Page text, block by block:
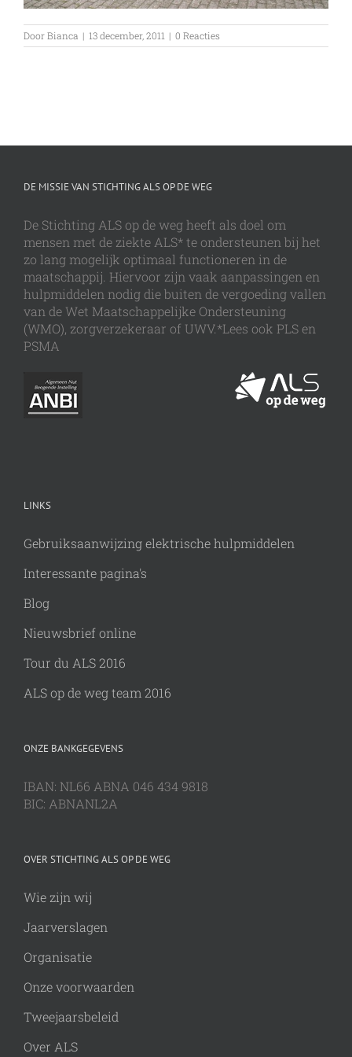
DoorBianca | 13 december, 2011 | 0 Reacties
DE MISSIE VAN STICHTING ALS OP DE WEG
De Stichting ALS op de weg heeft als doel om
mensen met de ziekte ALS* te ondersteunen bij het
zo lang mogelijk optimaal functioneren in de
maatschappij. Hiervoor zijn vaak aanpassingen en
hulpmiddelen nodig die buiten de vergoeding vallen
van de Wet Maatschappelijke Ondersteuning
(WMO), zorgverzekeraar of UWV.*Lees ook PLS en
PSMA
LINKS
Gebruiksaanwijzing elektrische hulpmiddelen
Interessante pagina's
Blog
Nieuwsbrief online
Tour du ALS 2016
ALS op de weg team 2016
ONZE BANKGEGEVENS
IBAN: NL66 ABNA 046 434 9818
BIC: ABNANL2A
OVER STICHTING ALS OP DE WEG
Wie zijn wij
Jaarverslagen
Organisatie
Onze voorwaarden
Tweejaarsbeleid
Over ALS